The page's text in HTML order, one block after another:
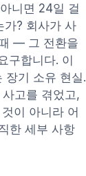
니면 24일 걸
가? 회사가 사
— 그 전환을
구합니다. 이
장기 소유 현실.
고를 겪었고,
이 아니라 어
한 세부 사항